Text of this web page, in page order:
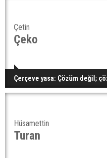
Çetin
Çeko
Çerçeve yasa: Çözüm değil;
Hüsamettin
Turan